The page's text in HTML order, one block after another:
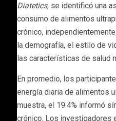
Diatetics, se identificó una
consumo de alimentos
crónico,
la demografía, el estilo de
las características de salud
En promedio, los
energía diaria de alimentos
muestra, el 19.4% informó
crónico. Los investigadores